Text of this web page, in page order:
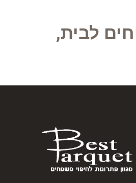
לבית,